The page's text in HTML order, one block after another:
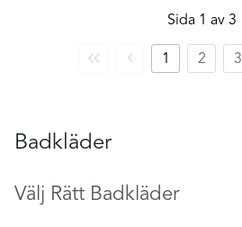
Sida 1 av 3
sidan
Föregående
sida
1 2 3
Badkläder
Välj Rätt Badkläder